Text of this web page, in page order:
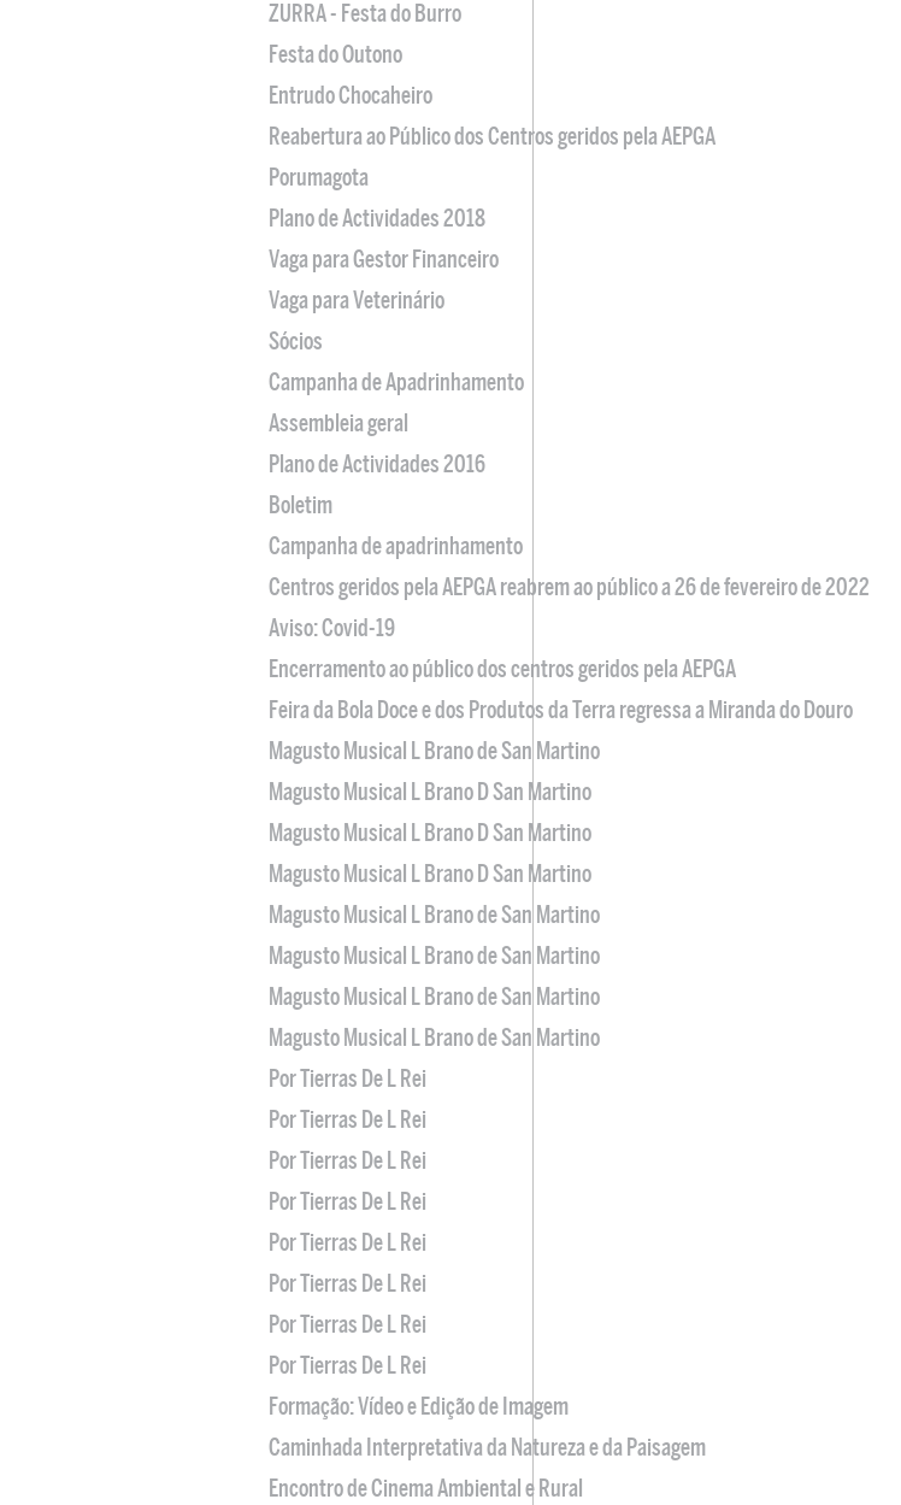
ZURRA - Festa do Burro
Festa do Outono
Entrudo Chocaheiro
Reabertura ao Público dos Centros geridos pela AEPGA
Porumagota
Plano de Actividades 2018
Vaga para Gestor Financeiro
Vaga para Veterinário
Sócios
Campanha de Apadrinhamento
Assembleia geral
Plano de Actividades 2016
Boletim
Campanha de apadrinhamento
Centros geridos pela AEPGA reabrem ao público a 26 de fevereiro de 2022
Aviso: Covid-19
Encerramento ao público dos centros geridos pela AEPGA
Feira da Bola Doce e dos Produtos da Terra regressa a Miranda do Douro
Magusto Musical L Brano de San Martino
Magusto Musical L Brano D San Martino
Magusto Musical L Brano D San Martino
Magusto Musical L Brano D San Martino
Magusto Musical L Brano de San Martino
Magusto Musical L Brano de San Martino
Magusto Musical L Brano de San Martino
Magusto Musical L Brano de San Martino
Por Tierras De L Rei
Por Tierras De L Rei
Por Tierras De L Rei
Por Tierras De L Rei
Por Tierras De L Rei
Por Tierras De L Rei
Por Tierras De L Rei
Por Tierras De L Rei
Formação: Vídeo e Edição de Imagem
Caminhada Interpretativa da Natureza e da Paisagem
Encontro de Cinema Ambiental e Rural